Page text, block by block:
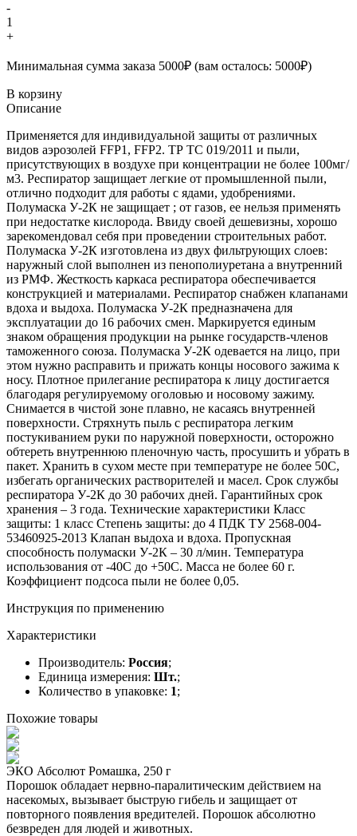
-
1
+
Минимальная сумма заказа 5000₽ (вам осталось: 5000₽)
В корзину
Описание
Применяется для индивидуальной защиты от различных
видов аэрозолей FFP1, FFP2. ТР ТС 019/2011 и пыли,
присутствующих в воздухе при концентрации не более 100мг/
м3. Респиратор защищает легкие от промышленной пыли,
отлично подходит для работы с ядами, удобрениями.
Полумаска У-2К не защищает ; от газов, ее нельзя применять
при недостатке кислорода. Ввиду своей дешевизны, хорошо
зарекомендовал себя при проведении строительных работ.
Полумаска У-2К изготовлена из двух фильтрующих слоев:
наружный слой выполнен из пенополиуретана а внутренний
из РМФ. Жесткость каркаса респиратора обеспечивается
конструкцией и материалами. Респиратор снабжен клапанами
вдоха и выдоха. Полумаска У-2К предназначена для
эксплуатации до 16 рабочих смен. Маркируется единым
знаком обращения продукции на рынке государств-членов
таможенного союза. Полумаска У-2К одевается на лицо, при
этом нужно расправить и прижать концы носового зажима к
носу. Плотное прилегание респиратора к лицу достигается
благодаря регулируемому оголовью и носовому зажиму.
Снимается в чистой зоне плавно, не касаясь внутренней
поверхности. Стряхнуть пыль с респиратора легким
постукиванием руки по наружной поверхности, осторожно
обтереть внутреннюю пленочную часть, просушить и убрать в
пакет. Хранить в сухом месте при температуре не более 50С,
избегать органических растворителей и масел. Срок службы
респиратора У-2К до 30 рабочих дней. Гарантийных срок
хранения – 3 года. Технические характеристики Класс
защиты: 1 класс Степень защиты: до 4 ПДК ТУ 2568-004-
53460925-2013 Клапан выдоха и вдоха. Пропускная
способность полумаски У-2К – 30 л/мин. Температура
использования от -40С до +50С. Масса не более 60 г.
Коэффициент подсоса пыли не более 0,05.
Инструкция по применению
Характеристики
Производитель: Россия;
Единица измерения: Шт.;
Количество в упаковке: 1;
Похожие товары
ЭКО Абсолют Ромашка, 250 г
Порошок обладает нервно-паралитическим действием на
насекомых, вызывает быструю гибель и защищает от
повторного появления вредителей. Порошок абсолютно
безвреден для людей и животных.